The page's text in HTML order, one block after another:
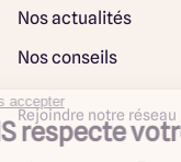
Nos actualités
Nos conseils
Rejoindre notre réseau